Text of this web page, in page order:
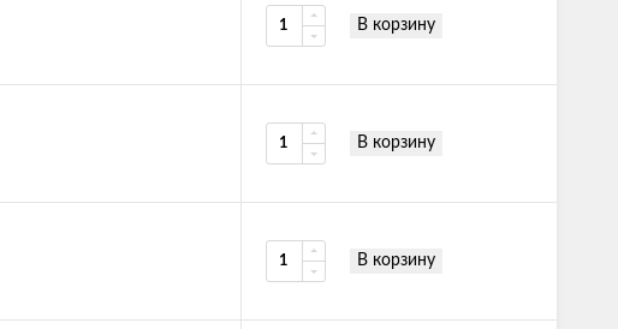
В корзину
В корзину
В корзину